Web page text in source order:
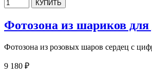
Фотозона из шариков для
Фотозона из розовых шаров сердец с
9 180 ₽